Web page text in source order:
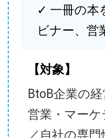
✓ 一冊の本
ビナー、営
【対象】
BtoB企業の
営業・マー
／自社の専